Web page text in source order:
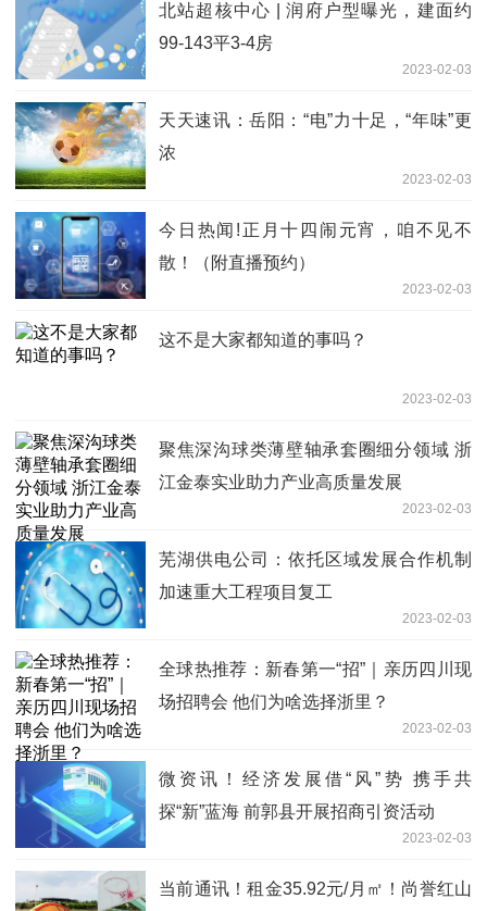
北站超核中心 | 润府户型曝光，建面约
99-143平3-4房
2023-02-03
天天速讯：岳阳：“电”力十足，“年味”更
浓
2023-02-03
今日热闻!正月十四闹元宵，咱不见不
散！（附直播预约）
2023-02-03
这不是大家都知道的事吗？
2023-02-03
聚焦深沟球类薄壁轴承套圈细分领域 浙
江金泰实业助力产业高质量发展
2023-02-03
芜湖供电公司：依托区域发展合作机制
加速重大工程项目复工
2023-02-03
全球热推荐：新春第一“招”｜亲历四川现
场招聘会 他们为啥选择浙里？
2023-02-03
微资讯！经济发展借“风”势 携手共
探“新”蓝海 前郭县开展招商引资活动
2023-02-03
当前通讯！租金35.92元/月㎡！尚誉红山